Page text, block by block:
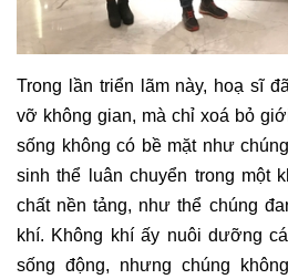
Trong lần triển lãm này, hoạ sĩ
vỡ không gian, mà chỉ xoá bỏ
sống không có bề mặt như
sinh thể luân chuyển trong một
chất nền tảng, như thể chúng
khí. Không khí ấy nuôi dưỡng
sống động, nhưng chúng